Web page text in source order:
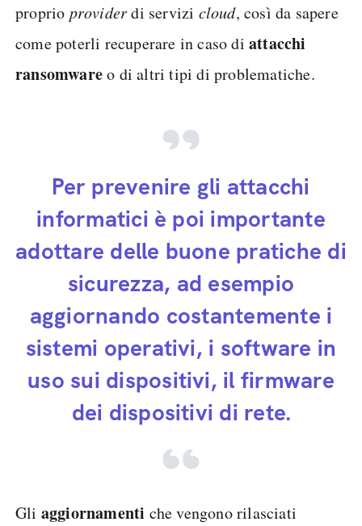
proprio providerdi servizi cloud, così da sapere
come poterli recuperare in caso di attacchi
ransomwareo di altri tipi di problematiche.
Per prevenire gli attacchi
informatici è poi importante
adottare delle buone pratiche di
sicurezza, ad esempio
aggiornando costantemente i
sistemi operativi, i software in
uso sui dispositivi, il firmware
dei dispositivi di rete.
Gli aggiornamenti che vengono rilasciati